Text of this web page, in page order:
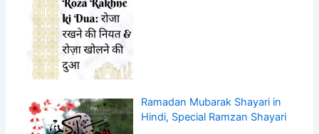
Ramadan Mubarak Shayari in
Hindi, Special Ramzan Shayari